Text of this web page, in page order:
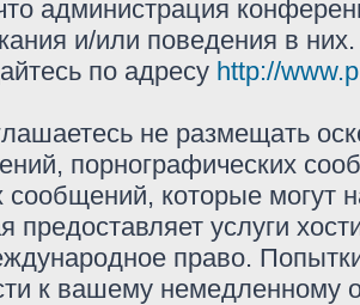
администрация
и/или поведения в
по адресу http://
не размещать
порнографических
сообщений, которые могут
предоставляет услуги
право.
к вашему немедленному